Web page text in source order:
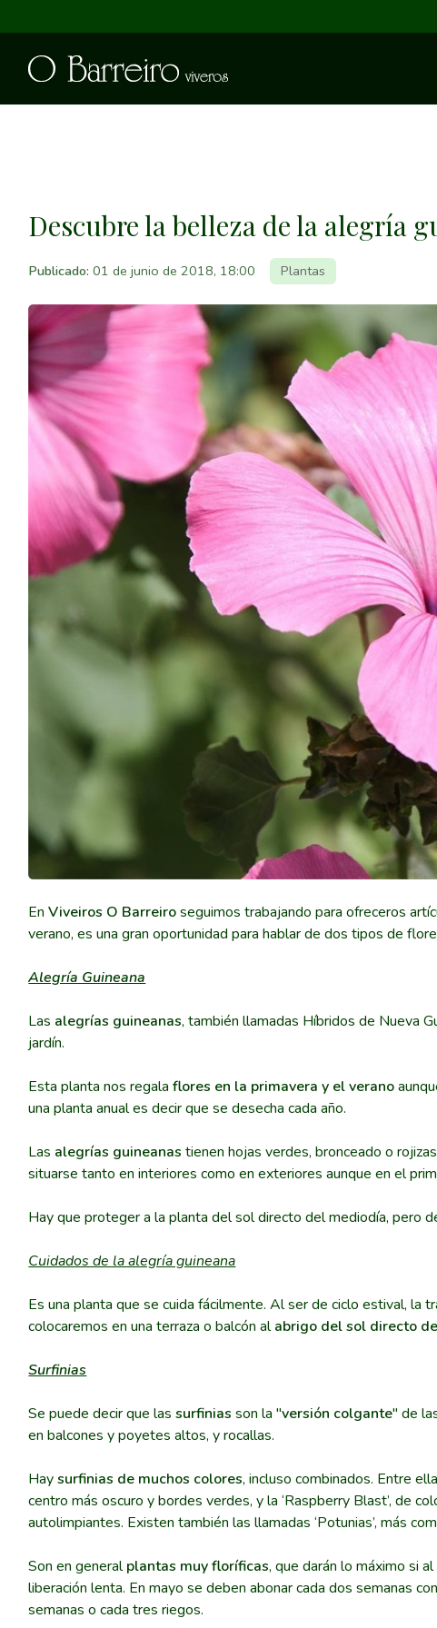
Descubre la belleza de la alegría
Publicado: 01 de junio de 2018, 18:00 Plantas
EnViveiros O Barreiroseguimos trabajando para ofreceros
verano, es una gran oportunidad para hablar de dos tipos de
Alegría Guineana
Las alegrías guineanas, también llamadas Híbridos de Nueva
jardín.
Esta planta nos regalaflores en la primavera y el verano
una planta anual es decir que se desecha cada año.
Las alegrías guineanas tienen hojas verdes, bronceado o
situarse tanto en interiores como en exteriores aunque en el
Hay que proteger a la planta del sol directo del mediodía, pero
Cuidados de la alegría guineana
Es una planta que se cuida fácilmente. Al ser de ciclo estival, la
colocaremos en una terraza o balcón alabrigo del sol directo
Surfinias
Se puede decir que lassurfinias son la "versión colgante" de
en balcones y poyetes altos, y rocallas.
Haysurfinias de muchos colores, incluso combinados. Entre
centro más oscuro y bordes verdes, y la ‘Raspberry Blast’, de
autolimpiantes. Existen también las llamadas ‘Potunias’, más
Son en generalplantas muy floríficas, que darán lo máximo si
liberación lenta. En mayo se deben abonar cada dos semanas
semanas o cada tres riegos.